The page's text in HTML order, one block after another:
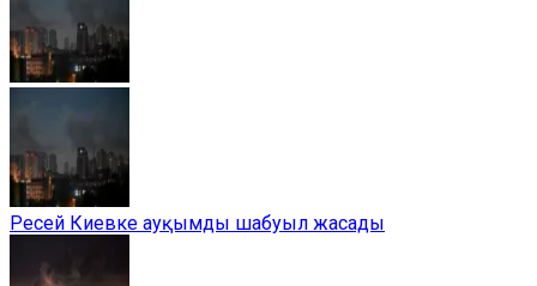
Ресей Киевке ауқымды шабуыл жасады